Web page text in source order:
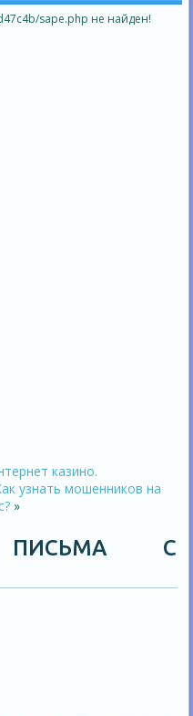
sape.php не найден!
казино.
узнать мошенников на
»
ПИСЬМА С